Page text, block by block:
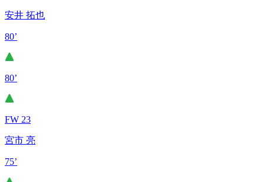
安井 拓也
80’
80’
FW 23
宮市 亮
75’